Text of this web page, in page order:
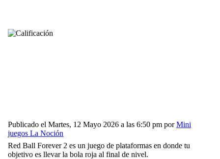
Publicado el Martes, 12 Mayo 2026 a las 6:50 pm por Mini
juegos La Noción
Red Ball Forever 2 es un juego de plataformas en donde tu
objetivo es llevar la bola roja al final de nivel.